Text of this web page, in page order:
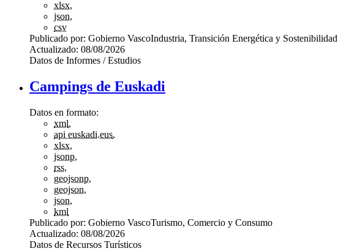
xlsx,
json,
csv
Publicado por: Gobierno VascoIndustria, Transición Energética y Sostenibilidad
Actualizado: 08/08/2026
Datos de Informes / Estudios
Campings de Euskadi
Datos en formato:
xml,
api euskadi.eus,
xlsx,
jsonp,
rss,
geojsonp,
geojson,
json,
kml
Publicado por: Gobierno VascoTurismo, Comercio y Consumo
Actualizado: 08/08/2026
Datos de Recursos Turísticos